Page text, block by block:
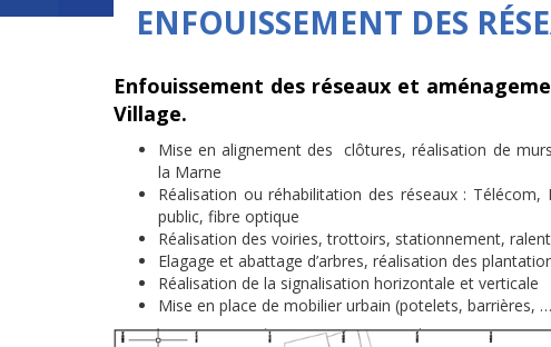
ENFOUISSEMENT DES
Enfouissement des réseaux et
Village.
Mise en alignement des clôtures, réalisation de
la Marne
Réalisation ou réhabilitation des réseaux : Télécom,
public, fibre optique
Réalisation des voiries, trottoirs, stationnement,
Elagage et abattage d’arbres, réalisation des
Réalisation de la signalisation horizontale et verticale
Mise en place de mobilier urbain (potelets, barrières,